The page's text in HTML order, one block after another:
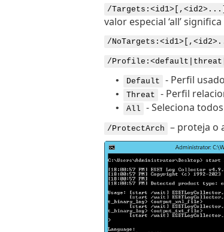
/Targets:<id1>[,<id2>...]
valor especial ‘all’
/
/
• Default - Perfil
• Threat - Perfil
• All - Seleciona
/ProtectArch – proteja o